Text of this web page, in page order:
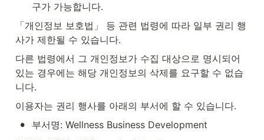
구가 가능합니다.
「개인정보 보호법」 등 관련 법령에 따라 일부 권리 행
사가 제한될 수 있습니다.
다른 법령에서 그 개인정보가 수집 대상으로 명시되어
있는 경우에는 해당 개인정보의 삭제를 요구할 수 없습
니다.
이용자는 권리 행사를 아래의 부서에 할 수 있습니다.
•
부서명: Wellness Business Development